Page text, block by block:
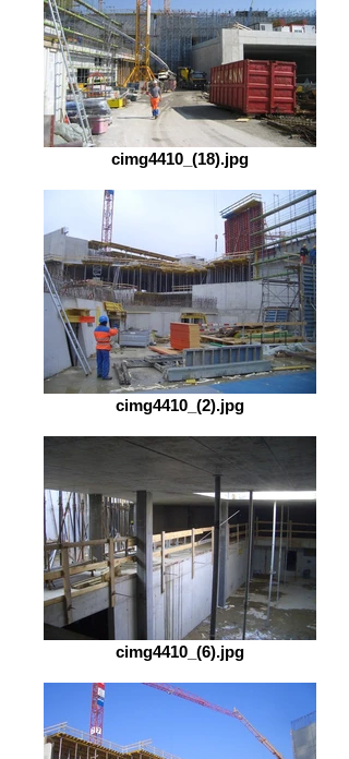
cimg4410_(18).jpg
cimg4410_(2).jpg
cimg4410_(6).jpg